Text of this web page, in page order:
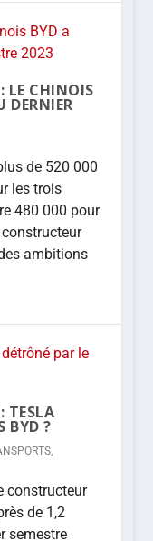
LE CHINOIS
DERNIER
de 520 000
les trois
480 000 pour
ambitions
TESLA
BYD ?
,
constructeur
de 1,2
semestre